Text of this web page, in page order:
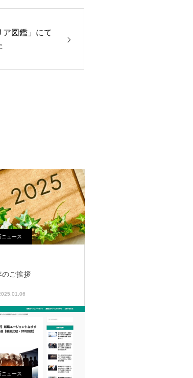
ア図鑑」にて
ニュース
のご挨拶
ニュース